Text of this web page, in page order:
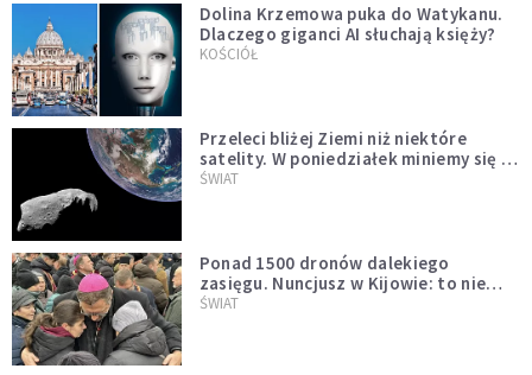
Dolina Krzemowa puka do Watykanu.
Dlaczego giganci AI słuchają księży?
KOŚCIÓŁ
Przeleci bliżej Ziemi niż niektóre
satelity. W poniedziałek miniemy się z
asteroidą, która poprzedzi znacznie
ŚWIAT
Ponad 1500 dronów dalekiego
zasięgu. Nuncjusz w Kijowie: to nie
wygląda na wolę zakończenia wojny
ŚWIAT